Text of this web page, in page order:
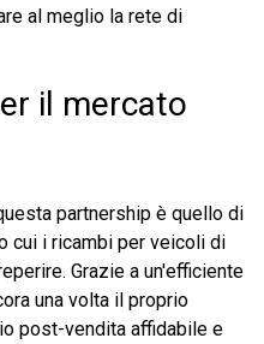
al meglio la rete di
il mercato
partnership è quello di
cui i ricambi per veicoli di
Grazie a un'efficiente
una volta il proprio
post-vendita affidabile e